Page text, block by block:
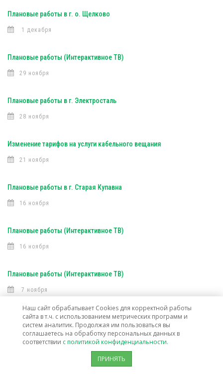
Плановые работы в г. о. Щелково
1 декабря
Плановые работы (Интерактивное ТВ)
29 ноября
Плановые работы в г. Электросталь
28 ноября
Изменение тарифов на услуги кабельного вещания
21 ноября
Плановые работы в г. Старая Купавна
16 ноября
Плановые работы (Интерактивное ТВ)
16 ноября
Плановые работы (Интерактивное ТВ)
7 ноября
Открыта техническая возможность подключения услуг связи в г. о.
Лосино-Петровский
Наш сайт обрабатывает Cookies для корректной работы
сайта в т.ч. с использованием метрических программ и
систем аналитик. Продолжая им пользоваться вы
соглашаетесь на обработку персональных данных в
соответствии с политикой конфиденциальности.
ПРИНЯТЬ